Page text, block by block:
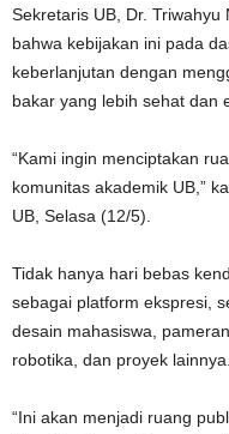
Sekretaris UB, Dr. Triwahyu
bahwa kebijakan ini pada
keberlanjutan dengan
bakar yang lebih sehat dan
“Kami ingin menciptakan
komunitas akademik UB,”
UB, Selasa (12/5).
Tidak hanya hari bebas
sebagai platform ekspresi,
desain mahasiswa,
robotika, dan proyek lainnya.
“Ini akan menjadi ruang